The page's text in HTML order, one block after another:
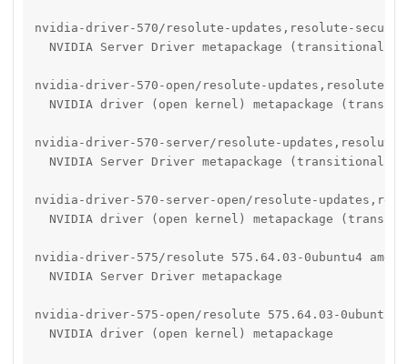
nvidia-driver-570/resolute-updates,resolute-security
NVIDIA Server Driver metapackage (transitional
nvidia-driver-570-open/resolute-updates,resolute-
NVIDIA driver (open kernel) metapackage
nvidia-driver-570-server/resolute-updates,resolute-
NVIDIA Server Driver metapackage (transitional
nvidia-driver-570-server-open/resolute-
NVIDIA driver (open kernel) metapackage
nvidia-driver-575/resolute 575.64.03-0ubuntu4 amd64
  NVIDIA Server Driver metapackage
nvidia-driver-575-open/resolute 575.64.03-0ubuntu4
  NVIDIA driver (open kernel) metapackage